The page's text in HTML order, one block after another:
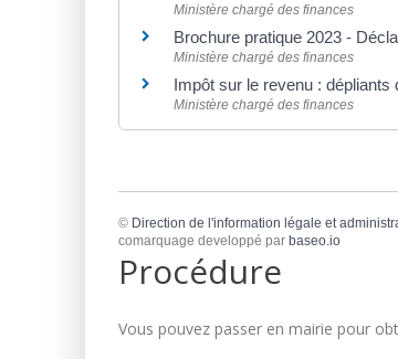
Ministère chargé des finances
Brochure pratique 2023 -
Ministère chargé des finances
Impôt sur le revenu : dépliants
Ministère chargé des finances
© Direction de l'information légale et
comarquage developpé par baseo.io
Procédure
Vous pouvez passer en mairie pour